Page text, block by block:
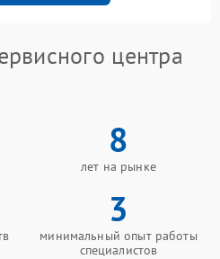
центра
8
лет на рынке
3
минимальный опыт работы
специалистов